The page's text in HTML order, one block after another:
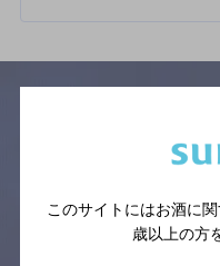
サイトマップ
予告なしに変
念のためお店にご確認の上
このサイトにはお酒に
歳以上の方